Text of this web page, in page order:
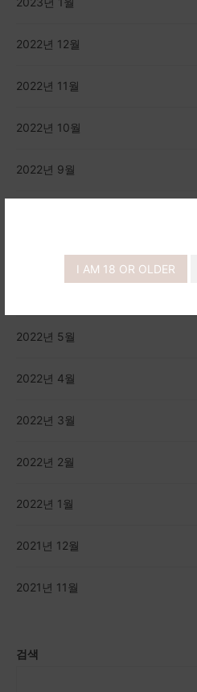
I AM 18 OR OLDER
검색
2022년 12월
2022년 11월
2022년 10월
2022년 9월
2022년 7월
2022년 5월
2022년 4월
2022년 3월
2022년 2월
2022년 1월
2021년 12월
2021년 11월